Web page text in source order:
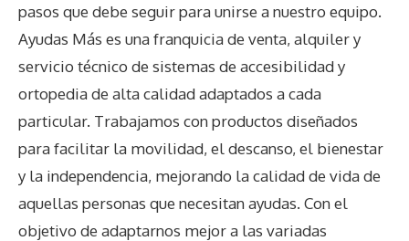
pasos que debe seguir para unirse a nuestro equipo.
Ayudas Más es una franquicia de venta, alquiler y
servicio técnico de sistemas de accesibilidad y
ortopedia de alta calidad adaptados a cada
particular. Trabajamos con productos diseñados
para facilitar la movilidad, el descanso, el bienestar
y la independencia, mejorando la calidad de vida de
aquellas personas que necesitan ayudas. Con el
objetivo de adaptarnos mejor a las variadas